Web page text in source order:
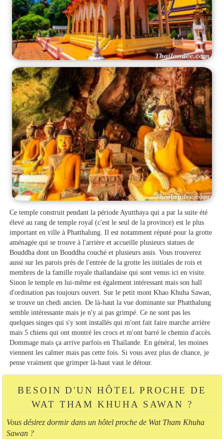
Ce temple construit pendant la période Ayutthaya qui a par la suite été
élevé au rang de temple royal (c'est le seul de la province) est le plus
important en ville à Phatthalung. Il est notamment réputé pour la grotte
aménagée qui se trouve à l'arrière et accueille plusieurs statues de
Bouddha dont un Bouddha couché et plusieurs assis. Vous trouverez
aussi sur les parois près de l'entrée de la grotte les initiales de rois et
membres de la famille royale thaïlandaise qui sont venus ici en visite.
Sinon le temple en lui-même est également intéressant mais son hall
d'ordination pas toujours ouvert. Sur le petit mont Khao Khuha Sawan,
se trouve un chedi ancien. De là-haut la vue dominante sur Phatthalung
semble intéressante mais je n'y ai pas grimpé. Ce ne sont pas les
quelques singes qui s'y sont installés qui m'ont fait faire marche arrière
mais 5 chiens qui ont montré les crocs et m'ont barré le chemin d'accès.
Dommage mais ça arrive parfois en Thaïlande. En général, les moines
viennent les calmer mais pas cette fois. Si vous avez plus de chance, je
pense vraiment que grimper là-haut vaut le détour.
BESOIN D'UN HÔTEL PROCHE DE
WAT THAM KHUHA SAWAN ?
Vous désirez dormir dans un hôtel proche de Wat Tham Khuha
Sawan ?